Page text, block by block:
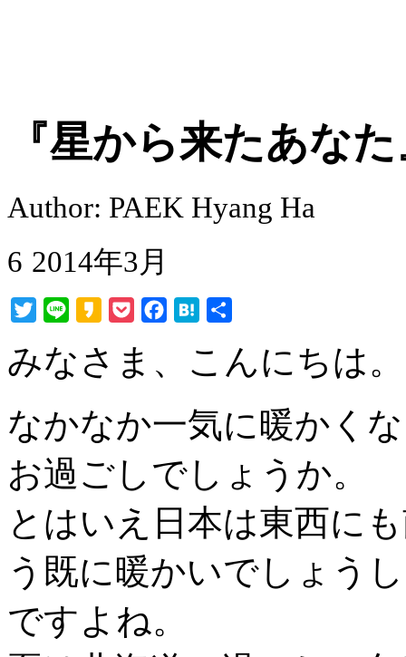
『星から来たあな
Author: PAEK Hyang Ha
6 2014年3月
Twitter Line Kakao Pocket Facebook
Hatena
みなさま、こんにちは。
なかなか一気に暖かく
お過ごしでしょうか。
とはいえ日本は東西に
う既に暖かいでしょう
ですよね。